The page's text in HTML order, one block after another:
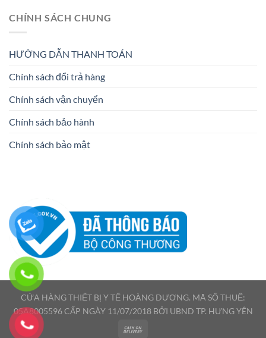
CHÍNH SÁCH CHUNG
HƯỚNG DẪN THANH TOÁN
Chính sách đổi trả hàng
Chính sách vận chuyển
Chính sách bảo hành
Chính sách bảo mật
CỬA HÀNG THIẾT BỊ Y TẾ HOÀNG DƯƠNG. MÃ SỐ THUẾ:
05A8005596 CẤP NGÀY 11/07/2018 BỞI UBND TP. HƯNG YÊN